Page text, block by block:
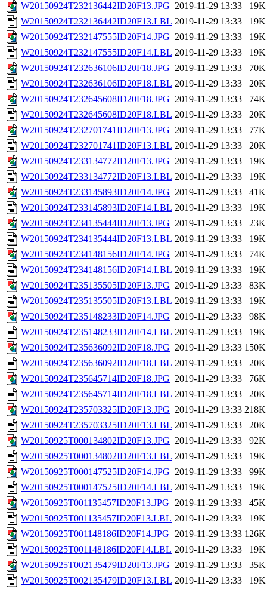
W20150924T232136442ID20F13.JPG 2019-11-29 13:33
19K
W20150924T232136442ID20F13.LBL 2019-11-29 13:33
19K
W20150924T232147555ID20F14.JPG 2019-11-29 13:33
19K
W20150924T232147555ID20F14.LBL 2019-11-29 13:33
19K
W20150924T232636106ID20F18.JPG 2019-11-29 13:33
70K
W20150924T232636106ID20F18.LBL 2019-11-29 13:33
20K
W20150924T232645608ID20F18.JPG 2019-11-29 13:33
74K
W20150924T232645608ID20F18.LBL 2019-11-29 13:33
20K
W20150924T232701741ID20F13.JPG 2019-11-29 13:33
77K
W20150924T232701741ID20F13.LBL 2019-11-29 13:33
20K
W20150924T233134772ID20F13.JPG 2019-11-29 13:33
19K
W20150924T233134772ID20F13.LBL 2019-11-29 13:33
19K
W20150924T233145893ID20F14.JPG 2019-11-29 13:33
41K
W20150924T233145893ID20F14.LBL 2019-11-29 13:33
19K
W20150924T234135444ID20F13.JPG 2019-11-29 13:33
23K
W20150924T234135444ID20F13.LBL 2019-11-29 13:33
19K
W20150924T234148156ID20F14.JPG 2019-11-29 13:33
74K
W20150924T234148156ID20F14.LBL 2019-11-29 13:33
19K
W20150924T235135505ID20F13.JPG 2019-11-29 13:33
83K
W20150924T235135505ID20F13.LBL 2019-11-29 13:33
19K
W20150924T235148233ID20F14.JPG 2019-11-29 13:33
98K
W20150924T235148233ID20F14.LBL 2019-11-29 13:33
19K
W20150924T235636092ID20F18.JPG 2019-11-29 13:33 150K
W20150924T235636092ID20F18.LBL 2019-11-29 13:33
20K
W20150924T235645714ID20F18.JPG 2019-11-29 13:33
76K
W20150924T235645714ID20F18.LBL 2019-11-29 13:33
20K
W20150924T235703325ID20F13.JPG 2019-11-29 13:33 218K
W20150924T235703325ID20F13.LBL 2019-11-29 13:33
20K
W20150925T000134802ID20F13.JPG 2019-11-29 13:33
92K
W20150925T000134802ID20F13.LBL 2019-11-29 13:33
19K
W20150925T000147525ID20F14.JPG 2019-11-29 13:33
99K
W20150925T000147525ID20F14.LBL 2019-11-29 13:33
19K
W20150925T001135457ID20F13.JPG 2019-11-29 13:33
45K
W20150925T001135457ID20F13.LBL 2019-11-29 13:33
19K
W20150925T001148186ID20F14.JPG 2019-11-29 13:33 126K
W20150925T001148186ID20F14.LBL 2019-11-29 13:33
19K
W20150925T002135479ID20F13.JPG 2019-11-29 13:33
35K
W20150925T002135479ID20F13.LBL 2019-11-29 13:33
19K